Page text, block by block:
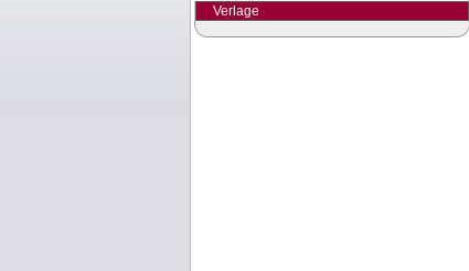
Verlage